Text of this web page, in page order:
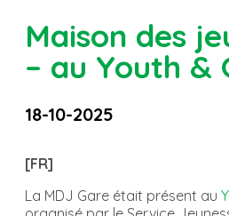
Maison des
– au Youth &
18-10-2025
[FR]
La MDJ Gare était présent au